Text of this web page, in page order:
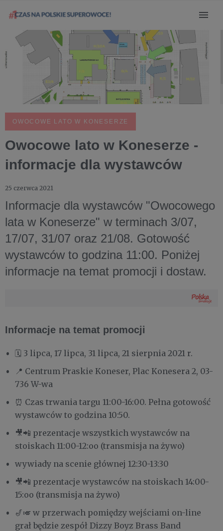
OWOCOWE LATO W KONESERZE
Owocowe lato w Koneserze -
informacje dla wystawców
25 czerwca 2021
Informacje dla wystawców "Owocowego
lata w Koneserze" w terminach 3/07,
17/07, 31/07 oraz 21/08. Gotowość
wystawców to godzina 11:00. Poniżej
informacje na temat promocji i dostaw.
Informacje na temat promocji
🗓️ 3 lipca, 17 lipca, 31 lipca, 21 sierpnia 2021 r.
📍 Centrum Praskie Koneser, Plac Konesera 2, 03-
736 W-wa
⏰ Czas trwania targu 11:00-16:00. Pełna gotowość
wystawców to godzina 10:50.
🎥📲 prezentacje wszystkich wystawców na
stoiskach 11:00-12:oo (transmisja na żywo)
wywiady na scenie głównej 12:30-13:30
🎥📲 prezentacje wystawców na stoiskach 14:00-
15:oo (transmisja na żywo)
🎷🎺 w przerwach pomiędzy wejściami on-line
grał będzie zespół Dizzy Boyz Brass Band